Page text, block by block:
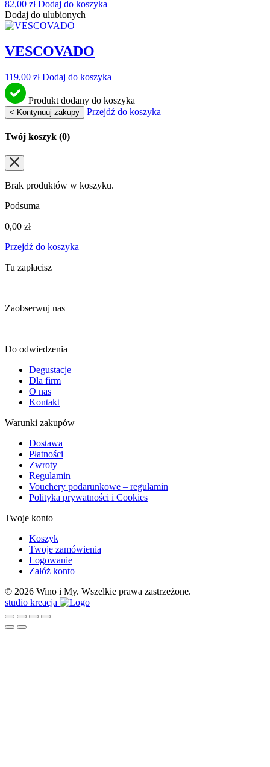
82,00 zł Dodaj do koszyka
Dodaj do ulubionych
VESCOVADO
119,00 zł Dodaj do koszyka
Produkt dodany do koszyka
< Kontynuuj zakupy Przejdź do koszyka
Twój koszyk (0)
Brak produktów w koszyku.
Podsuma
0,00 zł
Przejdź do koszyka
Tu zapłacisz
Zaobserwuj nas
Do odwiedzenia
Degustacje
Dla firm
O nas
Kontakt
Warunki zakupów
Dostawa
Płatności
Zwroty
Regulamin
Vouchery podarunkowe – regulamin
Polityka prywatności i Cookies
Twoje konto
Koszyk
Twoje zamówienia
Logowanie
Załóż konto
© 2026 Wino i My. Wszelkie prawa zastrzeżone.
studio kreacja